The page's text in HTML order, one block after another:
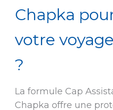
Chapka
votre
?
La formule Cap
Chapka offre une